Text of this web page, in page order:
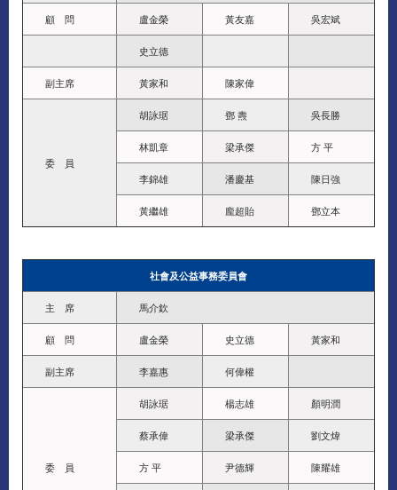
顧 問 盧金榮 黃友嘉 吳宏斌
史立德
副主席 黃家和 陳家偉
委 員
胡詠琚 鄧 燾 吳長勝
林凱章 梁承傑 方 平
李錦雄 潘慶基 陳日強
黃繼雄 龐超貽 鄧立本
社會及公益事務委員會
主 席 馬介欽
顧 問 盧金榮 史立德 黃家和
副主席 李嘉惠 何偉權
委 員
胡詠琚 楊志雄 顏明潤
蔡承偉 梁承傑 劉文煒
方 平 尹德輝 陳耀雄